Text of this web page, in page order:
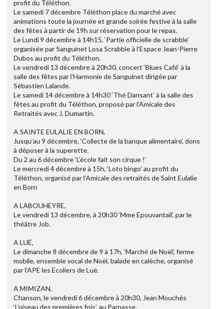
profit du Téléthon.
Le samedi 7 décembre Téléthon place du marché avec
animations toute la journée et grande soirée festive à la salle
des fêtes à partir de 19h sur réservation pour le repas.
Le Lundi 9 décembre à 14h15, ‘Partie officielle de scrabble’
organisée par Sanguinet Losa Scrabble à l’Espace Jean-Pierre
Dubos au profit du Téléthon.
Le vendredi 13 décembre à 20h30, concert ‘Blues Café’ à la
salle des fêtes par l’Harmonie de Sanguinet dirigée par
Sébastien Lalande.
Le samedi 14 décembre à 14h30 ‘Thé Dansant’ à la salle des
fêtes au profit du Téléthon, proposé par l’Amicale des
Retraités avec J. Dumartin.
A SAINTE EULALIE EN BORN,
Jusqu’au 9 décembre, ‘Collecte de la banque alimentaire’, dons
à déposer à la superette.
Du 2 au 6 décembre ‘L’école fait son cirque !’
Le mercredi 4 décembre à 15h, ‘Loto bingo’ au profit du
Téléthon, organisé par l’Amicale des retraités de Saint Eulalie
en Born
A LABOUHEYRE,
Le vendredi 13 décembre, à 20h30 ‘Mme Epouvantail’, par le
théâtre Job.
A LUË,
Le dimanche 8 décembre de 9 à 17h, ‘Marché de Noël’, ferme
mobile, ensemble vocal de Noël, balade en calèche, organisé
par l’APE les Ecoliers de Luë.
A MIMIZAN,
Chanson, le vendredi 6 décembre à 20h30, Jean Mouchès
‘L’oiseau des premières fois’, au Parnasse.